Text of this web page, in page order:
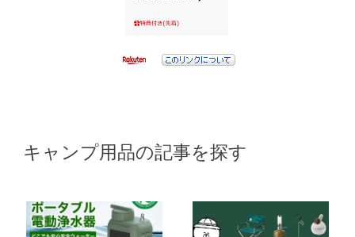
キャンプ用品の記事を探す